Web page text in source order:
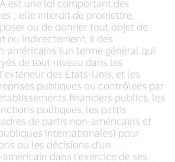
est une loi comportant des
; elle interdit de promettre,
ou de donner tout objet de
ou indirectement, à des
américains (un terme général qui
de tout niveau dans les
des États-Unis, et les
publiques ou contrôlées par
financiers publics, les
politiques, les partis
de partis non-américains et
internationales) pour
ou les décisions d’un
dans l’exercice de ses